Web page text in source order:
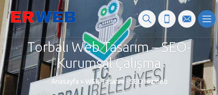
Torbalı Web Tasarım – SEO-
Kurumsal Çalışma
Anasayfa » WEB Tasarım - SEO Hizmeti